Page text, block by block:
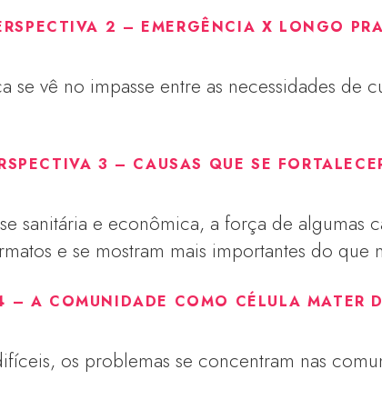
2 – EMERGÊNCIA X LONGO
se vê no impasse entre as necessidades de
3 – CAUSAS QUE SE
sanitária e econômica, a força de algumas
e se mostram mais importantes do que
– A COMUNIDADE COMO CÉLULA MATER
os problemas se concentram nas